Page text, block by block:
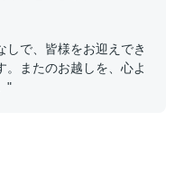
しで、皆様をお迎えでき
。またのお越しを、心よ
"